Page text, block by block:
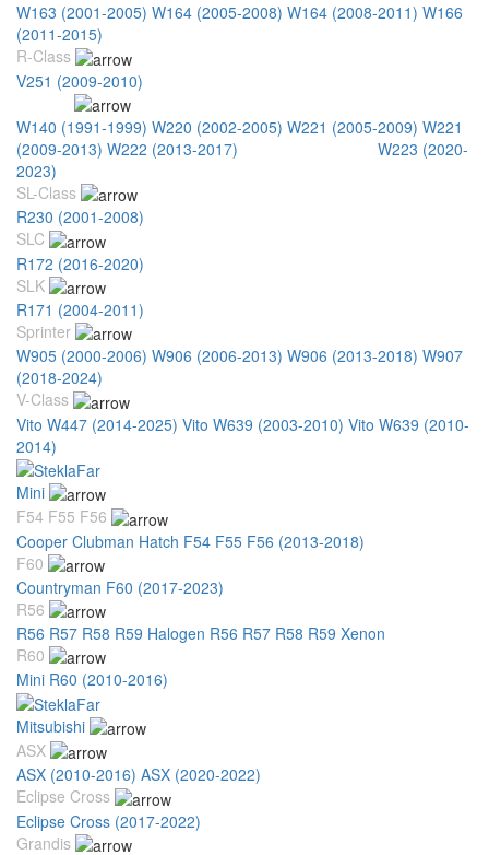
W163 (2001-2005) W164 (2005-2008) W164 (2008-2011) W166
(2011-2015)
R-Class
V251 (2009-2010)
W140 (1991-1999) W220 (2002-2005) W221 (2005-2009) W221
(2009-2013) W222 (2013-2017)
W223 (2020-
2023)
SL-Class
R230 (2001-2008)
SLC
R172 (2016-2020)
SLK
R171 (2004-2011)
Sprinter
W905 (2000-2006) W906 (2006-2013) W906 (2013-2018) W907
(2018-2024)
V-Class
Vito W447 (2014-2025) Vito W639 (2003-2010) Vito W639 (2010-
2014)
Mini
F54 F55 F56
Cooper Clubman Hatch F54 F55 F56 (2013-2018)
F60
Countryman F60 (2017-2023)
R56
R56 R57 R58 R59 Halogen R56 R57 R58 R59 Xenon
R60
Mini R60 (2010-2016)
Mitsubishi
ASX
ASX (2010-2016) ASX (2020-2022)
Eclipse Cross
Eclipse Cross (2017-2022)
Grandis